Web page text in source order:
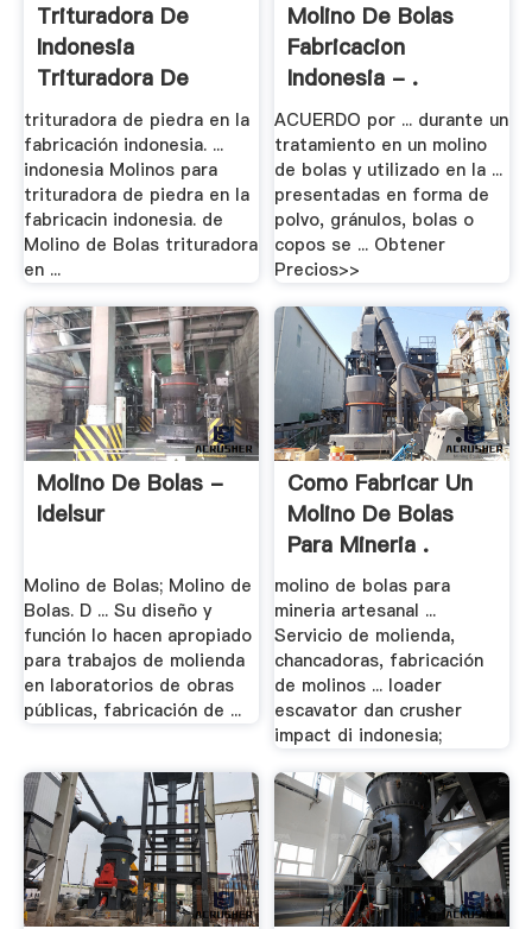
Trituradora De
Indonesia
Trituradora De
Molinos
trituradora de piedra en la
fabricación indonesia. ...
indonesia Molinos para
trituradora de piedra en la
fabricacin indonesia. de
Molino de Bolas trituradora
en ...
Molino De Bolas
Fabricacion
Indonesia - .
ACUERDO por ... durante un
tratamiento en un molino
de bolas y utilizado en la ...
presentadas en forma de
polvo, gránulos, bolas o
copos se ... Obtener
Precios>>
Molino De Bolas -
Idelsur
Molino de Bolas; Molino de
Bolas. D ... Su diseño y
función lo hacen apropiado
para trabajos de molienda
en laboratorios de obras
públicas, fabricación de ...
Como Fabricar Un
Molino De Bolas
Para Mineria .
molino de bolas para
mineria artesanal ...
Servicio de molienda,
chancadoras, fabricación
de molinos ... loader
escavator dan crusher
impact di indonesia;